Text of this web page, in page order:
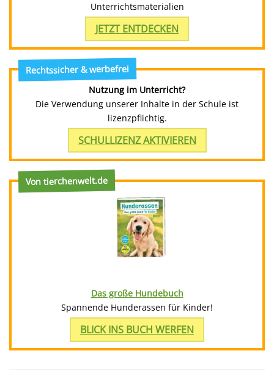
Unterrichtsmaterialien
JETZT ENTDECKEN
Rechtssicher & werbefrei
Nutzung im Unterricht?
Die Verwendung unserer Inhalte in der Schule ist
lizenzpflichtig.
SCHULLIZENZ AKTIVIEREN
Von tierchenwelt.de
Das große Hundebuch
Spannende Hunderassen für Kinder!
BLICK INS BUCH WERFEN